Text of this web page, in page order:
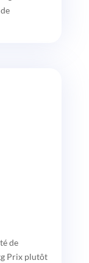
de
Prix plutôt